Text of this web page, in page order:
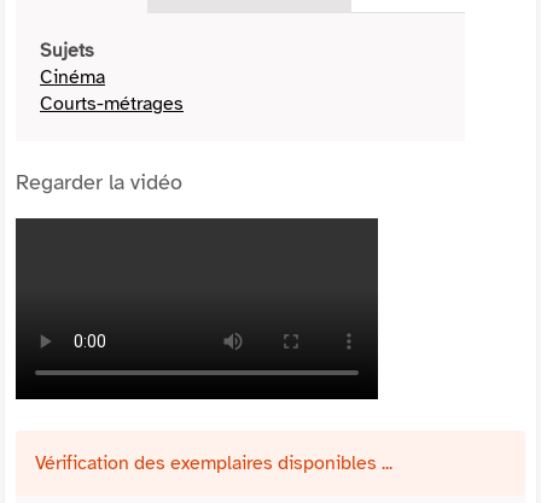
Sujets
Cinéma
Courts-métrages
Regarder la vidéo
Vérification des exemplaires disponibles ...